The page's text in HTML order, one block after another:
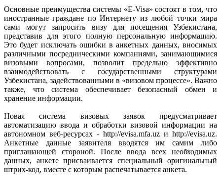
Основные преимущества системы «E-Visa» состоят в том, что
иностранные граждане по Интернету из любой точки мира
сами могут запросить визу для посещения Узбекистана,
представив для этого полную персональную информацию.
Это будет исключать ошибки в анкетных данных, вносимых
различными посредническими компаниями, занимающимися
визовыми вопросами, позволит предельно эффективно
взаимодействовать с государственными структурами
Узбекистана, задействованными в «визовом процессе». Важно
также, что система обеспечивает безопасный обмен и
хранение информации.
Новая система визовых заявок предусматривает
автоматизацию ввода и обработки визовой информации на
автономном веб-ресурсах - http://evisa.mfa.uz и http://evisa.uz.
Анкетные данные заявителя вводятся им самим либо
приглашающей стороной. После ввода всех необходимых
данных, анкете присваивается специальный оригинальный
штрих-код, вместе с которым распечатывается анкета.